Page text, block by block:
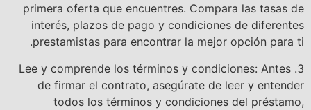
primera oferta que encuentres. Compara las tasas de
interés, plazos de pago y condiciones de diferentes
prestamistas para encontrar la mejor opción para ti.
3. Lee y comprende los términos y condiciones: Antes
de firmar el contrato, asegúrate de leer y entender
todos los términos y condiciones del préstamo,